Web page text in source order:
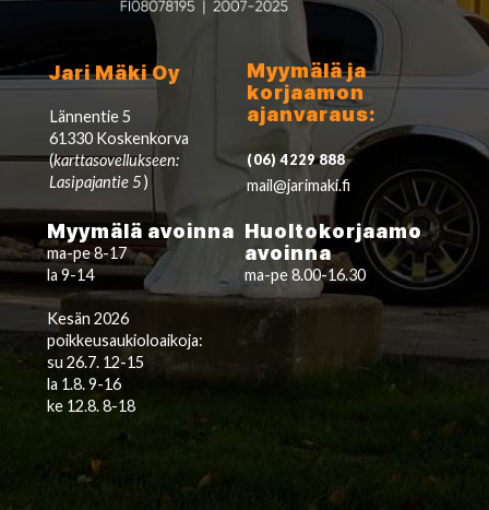
Jari Mäki Oy
Lännentie 5
61330 Koskenkorva
(karttasovellukseen:
Lasipajantie 5)
Myymälä ja
korjaamon
ajanvaraus:
(06) 4229 888
mail@jarimaki.fi
Myymälä avoinna
ma-pe 8-17
la 9-14
Kesän 2026
poikkeusaukioloaikoja:
su 26.7. 12-15
la 1.8. 9-16
ke 12.8. 8-18
Huoltokorjaamo
avoinna
ma-pe 8.00-16.30